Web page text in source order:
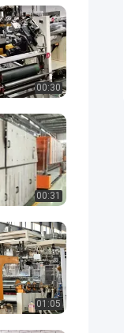
00:30
00:31
01:05